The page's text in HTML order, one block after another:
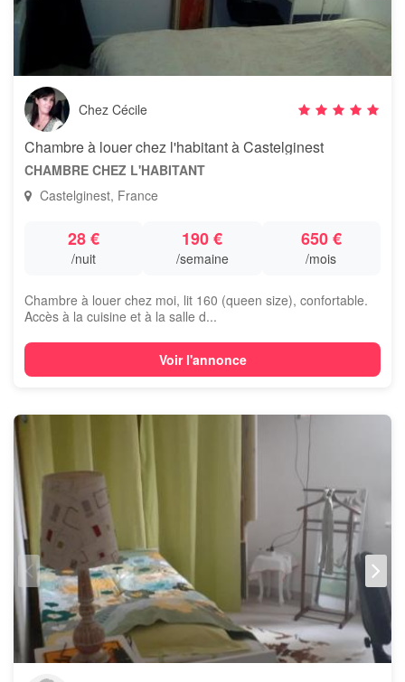
Chez Cécile
Chambre à louer chez l'habitant à Castelginest
CHAMBRE CHEZ L'HABITANT
Castelginest, France
28 €
/nuit
190 €
/semaine
650 €
/mois
Chambre à louer chez moi, lit 160 (queen size), confortable.
Accès à la cuisine et à la salle d...
Voir l'annonce